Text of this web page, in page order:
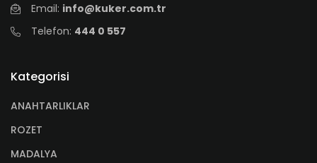
Email: info@kuker.com.tr
Telefon: 444 0 557
Kategorisi
ANAHTARLIKLAR
ROZET
MADALYA